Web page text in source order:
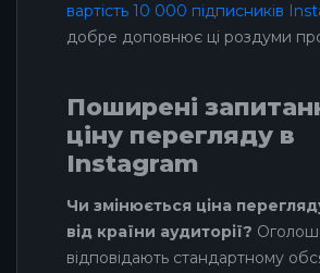
вартість 10 000 підписників
добре доповнює ці роздуми
Поширені
ціну перегляду в
Instagram
Чи змінюється ціна
від країни аудиторії?
відповідають стандартному